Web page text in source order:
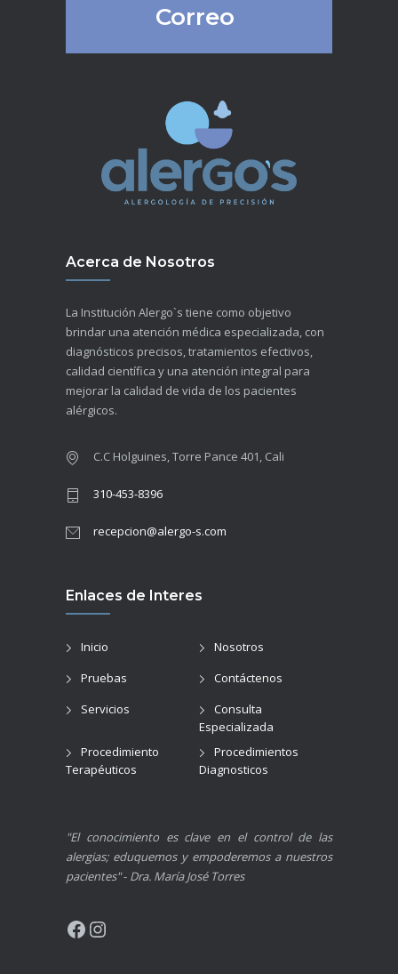
Correo
Acerca de Nosotros
La Institución Alergo`s tiene como objetivo
brindar una atención médica especializada, con
diagnósticos precisos, tratamientos efectivos,
calidad científica y una atención integral para
mejorar la calidad de vida de los pacientes
alérgicos.
C.C Holguines, Torre Pance 401, Cali
310-453-8396
recepcion@alergo-s.com
Enlaces de Interes
Inicio
Nosotros
Pruebas
Contáctenos
Servicios
Consulta
Especializada
Procedimiento
Terapéuticos
Procedimientos
Diagnosticos
"El conocimiento es clave en el control de las
alergias; eduquemos y empoderemos a nuestros
pacientes"- Dra. María José Torres
Facebook Instagram